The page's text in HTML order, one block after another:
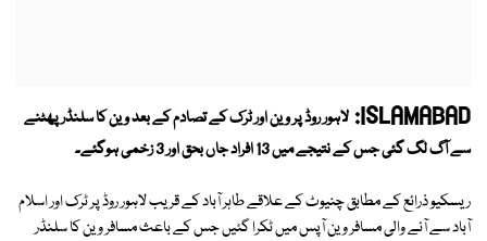
ISLAMABAD: لاہور روڈ پر وین اور ٹرک کے تصادم کے بعد وین كا سلنڈر پھٹنے
سے آگ لگ گئی جس كے نتیجے میں 13 افراد جاں بحق اور 3 زخمی ہوگئے۔
ریسكیو ذرائع كے مطابق چنیوٹ كے علاقے طاہر آباد كے قریب لاہور روڈ پر ٹرک اور اسلام
آباد سے آنے والی مسافر وین آپس میں ٹكرا گئیں جس کے باعث مسافر وین كا سلنڈر